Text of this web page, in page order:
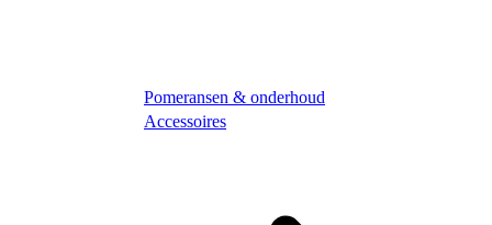
Pomeransen & onderhoud
Accessoires